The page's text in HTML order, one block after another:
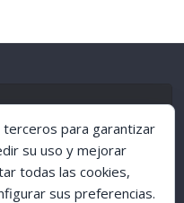
para garantizar
su uso y mejorar
todas las cookies,
sus preferencias.